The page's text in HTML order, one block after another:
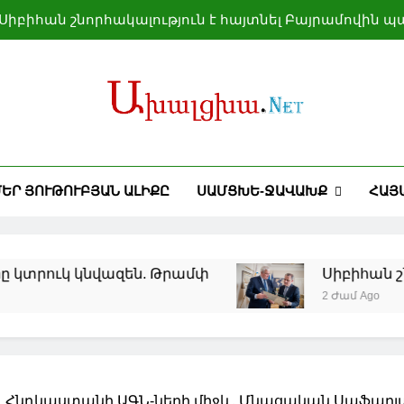
Սիբիհան շնորհակալություն է հայտնել Բայրամովին
Բաքվի տրամադրած
ՅՈՒԹՈՒԲՅԱՆ ԱԼԻՔԸ ՍԱՄՑԽԵ-ՋԱՎԱԽՔ
կնվազեն. Թրամփ Սիբիհան
2 Ժամ Ago
ԱԳՆ-ների միջև. Մնացական